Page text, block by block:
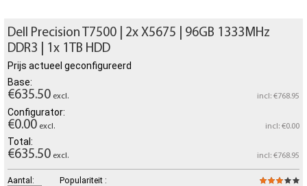
Dell Precision T7500 | 2x X5675 | 96GB 1333MHz
DDR3 | 1x 1TB HDD
Prijs actueel geconfigureerd
Base:
€635.50 excl. incl: €768.95
Configurator:
€0.00 excl. incl: €0.00
Total:
€635.50 excl. incl: €768.95
Aantal:
Populariteit :